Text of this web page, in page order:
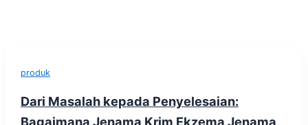
produk
Dari Masalah kepada Penyelesaian:
Bagaimana Jenama Krim Ekzema Jenama